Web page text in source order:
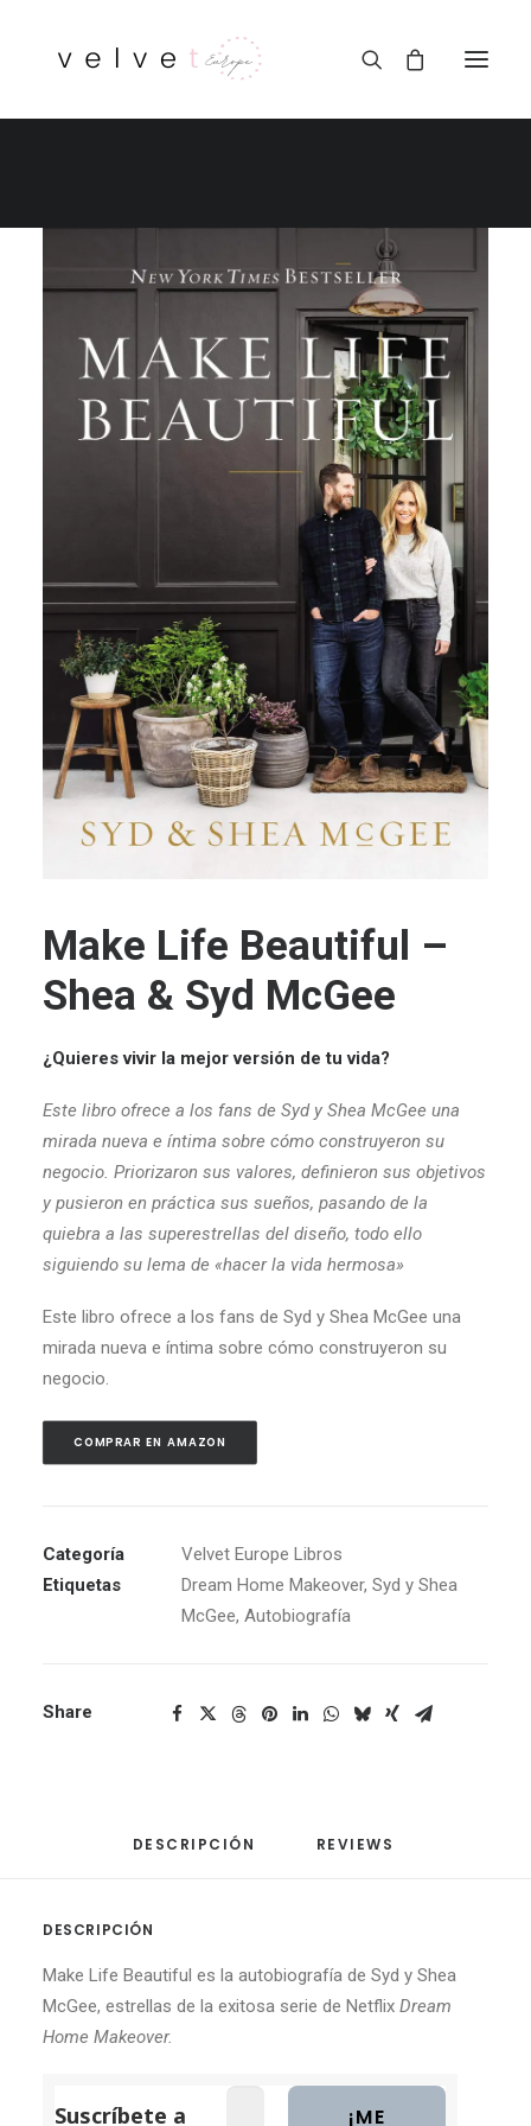
Make Life Beautiful –
Shea & Syd McGee
¿Quieres vivir la mejor versión de tu vida?
Este libro ofrece a los fans de Syd y Shea McGee una
mirada nueva e íntima sobre cómo construyeron su
negocio. Priorizaron sus valores, definieron sus objetivos
y pusieron en práctica sus sueños, pasando de la
quiebra a las superestrellas del diseño, todo ello
siguiendo su lema de «hacer la vida hermosa»
Este libro ofrece a los fans de Syd y Shea McGee una
mirada nueva e íntima sobre cómo construyeron su
negocio.
COMPRAR EN AMAZON
Categoría
Velvet Europe Libros
Etiquetas
Dream Home Makeover, Syd y Shea
McGee, Autobiografía
Share
DESCRIPCIÓN REVIEWS
DESCRIPCIÓN
Make Life Beautiful es la autobiografía de Syd y Shea
McGee, estrellas de la exitosa serie de Netflix Dream
Home Makeover.
Suscríbete a